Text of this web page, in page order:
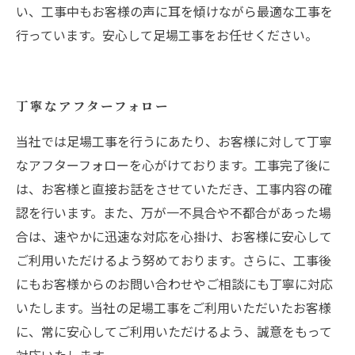
い、工事中もお客様の声に耳を傾けながら最適な工事を
行っています。安心して足場工事をお任せください。
丁寧なアフターフォロー
当社では足場工事を行うにあたり、お客様に対して丁寧
なアフターフォローを心がけております。工事完了後に
は、お客様と直接お話をさせていただき、工事内容の確
認を行います。また、万が一不具合や不都合があった場
合は、速やかに迅速な対応を心掛け、お客様に安心して
ご利用いただけるよう努めております。さらに、工事後
にもお客様からのお問い合わせやご相談にも丁寧に対応
いたします。当社の足場工事をご利用いただいたお客様
に、常に安心してご利用いただけるよう、誠意をもって